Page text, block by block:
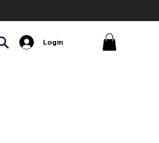
Login
1 avaliação